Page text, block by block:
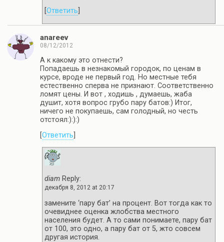
Ответить
anareev
08/12/2012
А к какому это отнести?
Попадаешь в незнакомый городок, по ценам в
курсе, вроде не первый год. Но местные тебя
естественно сперва не признают. Соответственно
ломят цены. И вот , ходишь , думаешь, жаба
душит, хотя вопрос грубо пару батов:) Итог,
ничего не покупаешь, сам голодный, но честь
отстоял:):):)
Ответить
diam Reply:
декабря 8, 2012 at 20:17
замените ‘пару бат’ на процент. Вот тогда как то
очевиднее оценка жлобства местного
населения будет. А то сами понимаете, пару бат
от 100, это одно, а пару бат от 5, жто совсем
другая история.